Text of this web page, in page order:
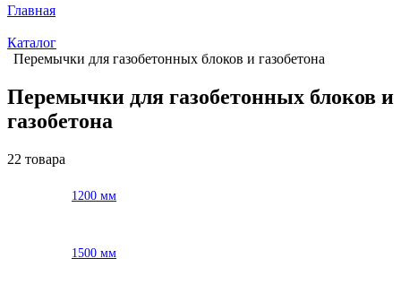
Главная
Каталог
Перемычки для газобетонных блоков и газобетона
Перемычки для газобетонных блоков и
газобетона
22 товара
1200 мм
1500 мм